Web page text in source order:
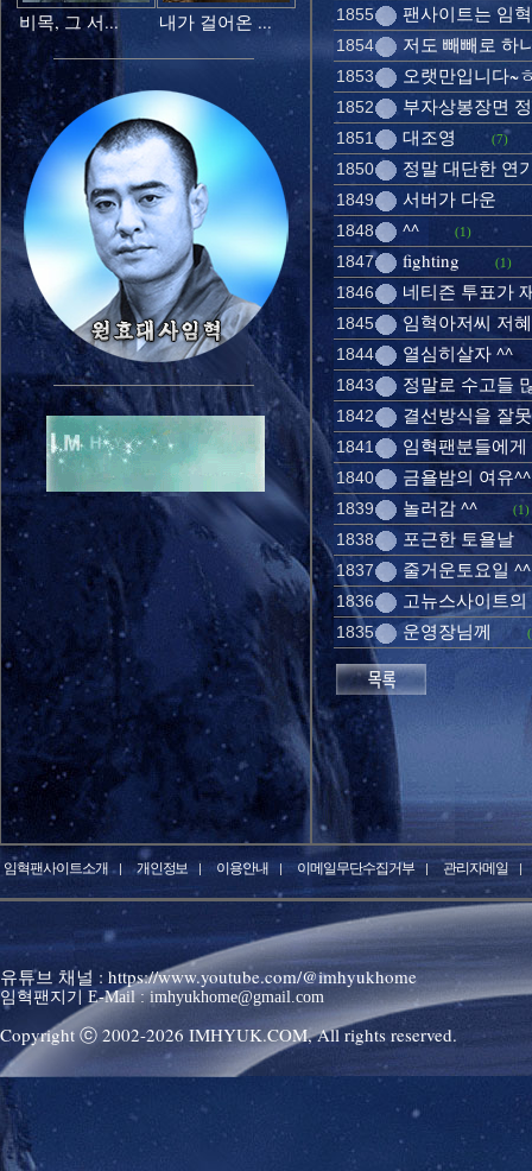
비목, 그 서... 내가 걸어온 ... 1855 팬사이트는 임
1854 저도 빼빼로 하
1853 오랫만입니다~
1852 부자상봉장면
1851 대조영 (7)
1850 정말 대단한 연
1849 서버가 다운
1848 ^^ (1)
1847 fighting (1)
1846 네티즌 투표가
1845 임혁아저씨 저
1844 열심히살자 ^^
1843 정말로 수고들
1842 결선방식을 잘
1841 임혁팬분들에게
1840 금욜밤의 여유^^
1839 놀러감 ^^ (1)
1838 포근한 토욜날
1837 줄거운토요일 ^^
1836 고뉴스사이트
1835 운영장님께
임혁팬사이트소개 개인정보 이용안내 이메일무단수집거부 관리자메일
유튜브 채널 : https://www.youtube.com/@imhyukhome
임혁팬지기 E-Mail : imhyukhome@gmail.com
Copyright ⓒ 2002-2026 IMHYUK.COM,All rights reserved.